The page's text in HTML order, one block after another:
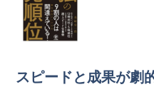
スピードと成果が